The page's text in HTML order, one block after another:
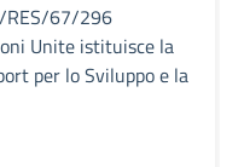
RES/67/296
Unite istituisce la
per lo Sviluppo e la